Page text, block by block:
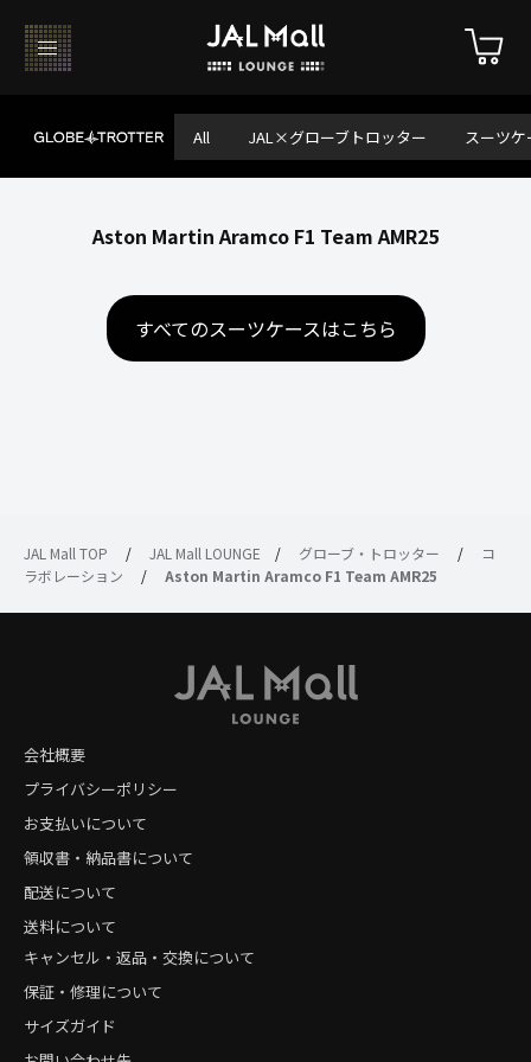
All JAL×グローブトロッター スーツケ
Aston Martin Aramco F1 Team AMR25
すべてのスーツケースはこちら
JAL Mall TOP / JAL Mall LOUNGE / グローブ・トロッター /
コ
ラボレーション
/ Aston Martin Aramco F1 Team AMR25
会社概要
プライバシーポリシー
お支払いについて
領収書・納品書について
配送について
送料について
キャンセル・返品・交換について
保証・修理について
サイズガイド